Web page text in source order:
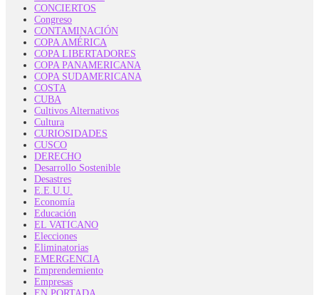
CONCIERTOS
Congreso
CONTAMINACIÓN
COPA AMÉRICA
COPA LIBERTADORES
COPA PANAMERICANA
COPA SUDAMERICANA
COSTA
CUBA
Cultivos Alternativos
Cultura
CURIOSIDADES
CUSCO
DERECHO
Desarrollo Sostenible
Desastres
E.E.U.U.
Economía
Educación
EL VATICANO
Elecciones
Eliminatorias
EMERGENCIA
Emprendemiento
Empresas